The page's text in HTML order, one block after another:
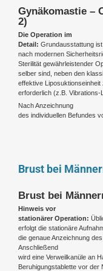
Gynäkomastie –
2)
Die Operation im
Detail: Grundausstattung
nach modernen
Sterilität gewährleistender
selber sind, neben den
effektive
erforderlich (z.B. Vibrations-
Nach Anzeichnung
des individuellen Befundes
Brust bei
Brust bei
Hinweis vor
stationärer Operation:
erfolgt die stationäre
die genaue Anzeichnung
Anschließend
wird eine Verweilkanüle an
Beruhigungstablette vor der